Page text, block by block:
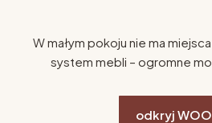
W małym pokoju nie ma
system mebli – ogromne
odkryj